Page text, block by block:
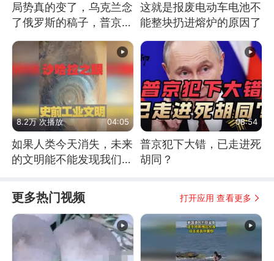
局势真的变了，乌克兰念
了俄罗斯的稿子，普京说
这就是报废电动车电池不
能整块扔进熔炉的原因了
8.2万 次播放 04:05
如果人类今天消失，未来
的文明能不能发现我们存
08:54
普京犯下大错，已走进死
胡同？
更多热门视频 打开应用 查看更多